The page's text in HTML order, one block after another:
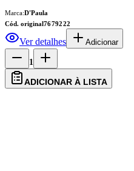
Marca:D'Paula
Cód. original7679222
Ver detalhes Adicionar
1
ADICIONAR À LISTA